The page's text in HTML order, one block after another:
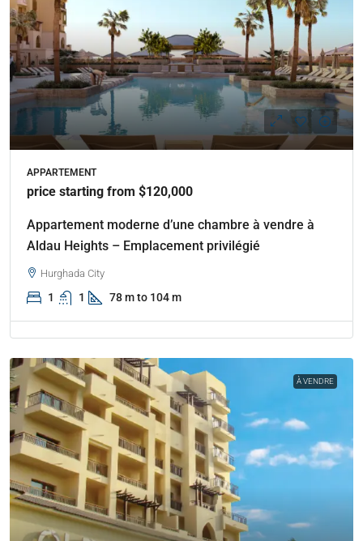
APPARTEMENT
price starting from $120,000
Appartement moderne d’une chambre à vendre à
Aldau Heights – Emplacement privilégié
Hurghada City
1 1 78 m to 104 m
À VENDRE